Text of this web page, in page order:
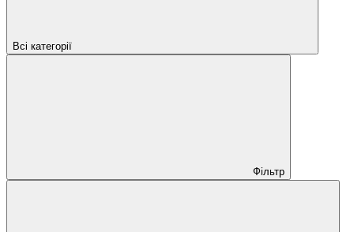
Всі категорії
Фільтр